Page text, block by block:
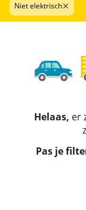
Niet elektrisch
Helaas, er
Pas je